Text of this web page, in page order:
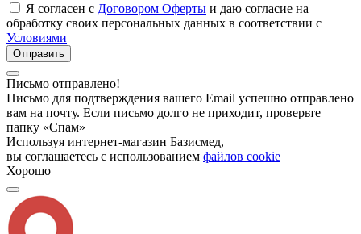
Я согласен с Договором Оферты и даю согласие на
обработку своих персональных данных в соответствии с
Условиями
Отправить
Письмо отправлено!
Письмо для подтверждения вашего Email успешно отправлено
вам на почту. Если письмо долго не приходит, проверьте
папку «Спам»
Используя интернет-магазин Базисмед,
вы соглашаетесь с использованием файлов cookie
Хорошо